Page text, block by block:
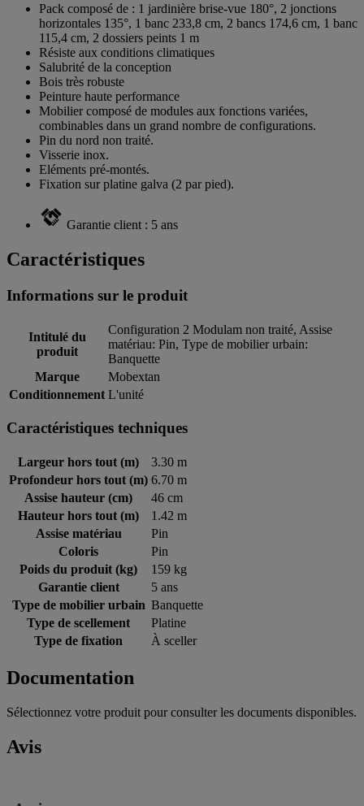
Pack composé de : 1 jardinière brise-vue 180°, 2 jonctions
horizontales 135°, 1 banc 233,8 cm, 2 bancs 174,6 cm, 1 banc
115,4 cm, 2 dossiers peints 1 m
Résiste aux conditions climatiques
Salubrité de la conception
Bois très robuste
Peinture haute performance
Mobilier composé de modules aux fonctions variées,
combinables dans un grand nombre de configurations.
Pin du nord non traité.
Visserie inox.
Eléments pré-montés.
Fixation sur platine galva (2 par pied).
Garantie client : 5 ans
Caractéristiques
Informations sur le produit
Intitulé du
produit
Configuration 2 Modulam non traité, Assise
matériau: Pin, Type de mobilier urbain:
Banquette
Marque
Mobextan
Conditionnement L'unité
Caractéristiques techniques
Largeur hors tout (m)
3.30 m
Profondeur hors tout (m) 6.70 m
Assise hauteur (cm)
46 cm
Hauteur hors tout (m)
1.42 m
Assise matériau
Pin
Coloris
Pin
Poids du produit (kg)
159 kg
Garantie client
5 ans
Type de mobilier urbain Banquette
Type de scellement
Platine
Type de fixation
À sceller
Documentation
Sélectionnez votre produit pour consulter les documents disponibles.
Avis